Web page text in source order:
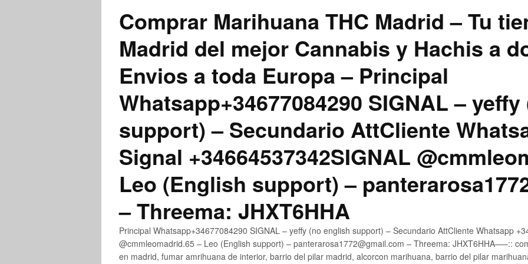
Comprar Marihuana THC Madrid – Tu
Madrid del mejor Cannabis y Hachis a
Envios a toda Europa – Principal
Whatsapp+34677084290 SIGNAL –
support) – Secundario AttCliente
Signal +34664537342SIGNAL
Leo (English support) –
– Threema: JHXT6HHA
Principal Whatsapp+34677084290 SIGNAL – yeffy (no english support) – Secundario AttCliente Whatsapp
@cmmleomadrid.65 – Leo (English support) – panterarosa1772@gmail.com – Threema: JHXT6HHA—–::
en madrid, fumar amrihuana de interior, barrio del pilar madrid, alcorcon marihuana, barrio del pilar